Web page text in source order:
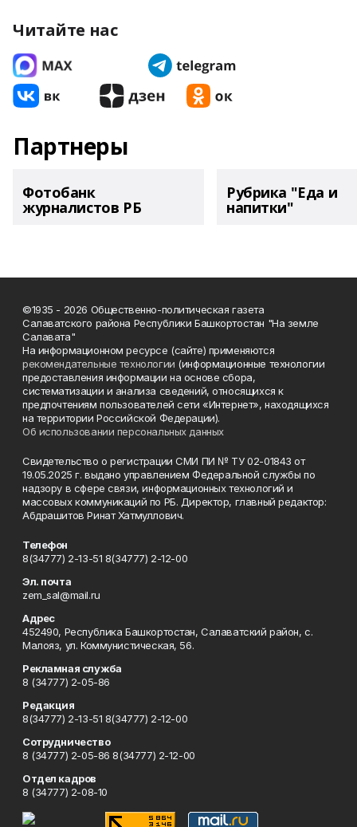
Читайте нас
Партнеры
Фотобанк
журналистов РБ
Рубрика "Еда и
напитки"
©1935 - 2026 Общественно-политическая газета
Салаватского района Республики Башкортостан "На земле
Салавата"
На информационном ресурсе (сайте) применяются
рекомендательные технологии (информационные технологии
предоставления информации на основе сбора,
систематизации и анализа сведений, относящихся к
предпочтениям пользователей сети «Интернет», находящихся
на территории Российской Федерации).
Об использовании персональных данных
Свидетельство о регистрации СМИ ПИ № ТУ 02-01843 от
19.05.2025 г. выдано управлением Федеральной службы по
надзору в сфере связи, информационных технологий и
массовых коммуникаций по РБ. Директор, главный редактор:
Абдрашитов Ринат Хатмуллович.
Телефон
8(34777) 2-13-51 8(34777) 2-12-00
Эл. почта
zem_sal@mail.ru
Адрес
452490, Республика Башкортостан, Салаватский район, с.
Малояз, ул. Коммунистическая, 56.
Рекламная служба
8 (34777) 2-05-86
Редакция
8(34777) 2-13-51 8(34777) 2-12-00
Сотрудничество
8 (34777) 2-05-86 8(34777) 2-12-00
Отдел кадров
8 (34777) 2-08-10